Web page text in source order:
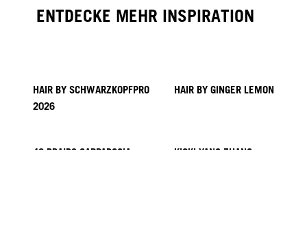
ENTDECKE MEHR INSPIRATION
HAIR BY SCHWARZKOPFPRO
2026
HAIR BY GINGER LEMON
40 BRAIDS CAPPADOCIA KICKI YANG ZHANG